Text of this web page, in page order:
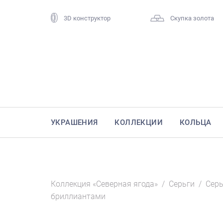
3D конструктор Скупка золота
УКРАШЕНИЯ КОЛЛЕКЦИИ КОЛЬЦА
Коллекция «Северная ягода» / Серьги /
бриллиантами